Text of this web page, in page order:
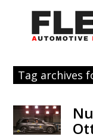
Tag archives